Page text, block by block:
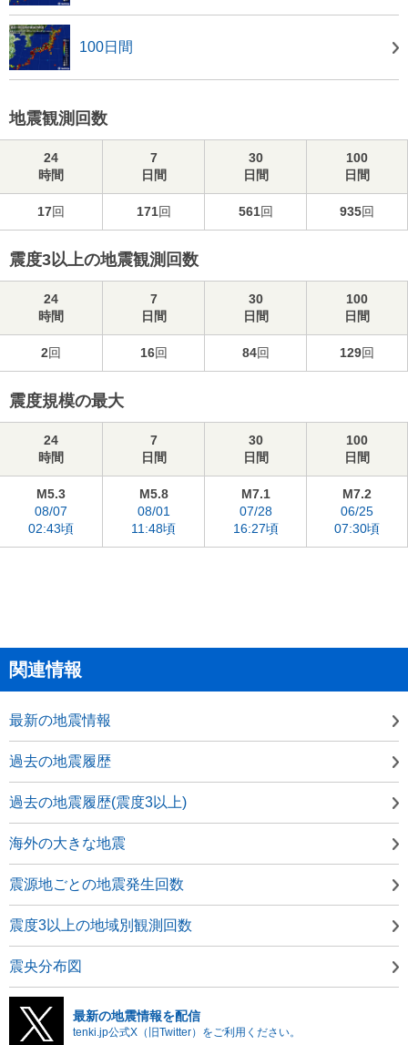
100日間
地震観測回数
24
時間
7
日間
30
日間
100
日間
17回 171回 561回 935回
震度3以上の地震観測回数
24
時間
7
日間
30
日間
100
日間
2回 16回 84回 129回
震度規模の最大
24
時間
7
日間
30
日間
100
日間
M5.3
08/07
02:43頃
M5.8
08/01
11:48頃
M7.1
07/28
16:27頃
M7.2
06/25
07:30頃
関連情報
最新の地震情報
過去の地震履歴
過去の地震履歴(震度3以上)
海外の大きな地震
震源地ごとの地震発生回数
震度3以上の地域別観測回数
震央分布図
最新の地震情報を配信
tenki.jp公式X（旧Twitter）をご利用ください。